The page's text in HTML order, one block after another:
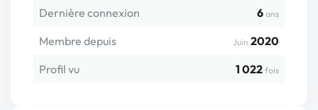
Dernière connexion 6 ans
Membre depuis Juin 2020
Profil vu
1 022 fois